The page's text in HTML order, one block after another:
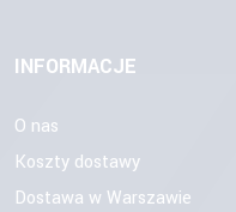
INFORMACJE
O nas
Koszty dostawy
Dostawa w Warszawie